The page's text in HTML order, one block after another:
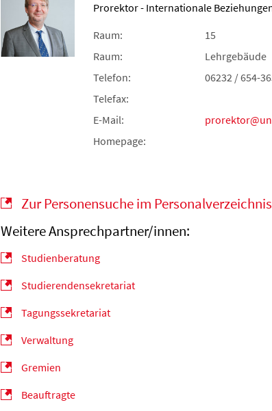
Prorektor - Internationale
Raum:
15
Raum:
Lehrgebäude
Telefon:
06232 / 654-
Telefax:
E-Mail:
Homepage:
Zur Personensuche im Personalverzeichnis
Weitere Ansprechpartner/innen:
Studienberatung
Studierendensekretariat
Tagungssekretariat
Verwaltung
Gremien
Beauftragte